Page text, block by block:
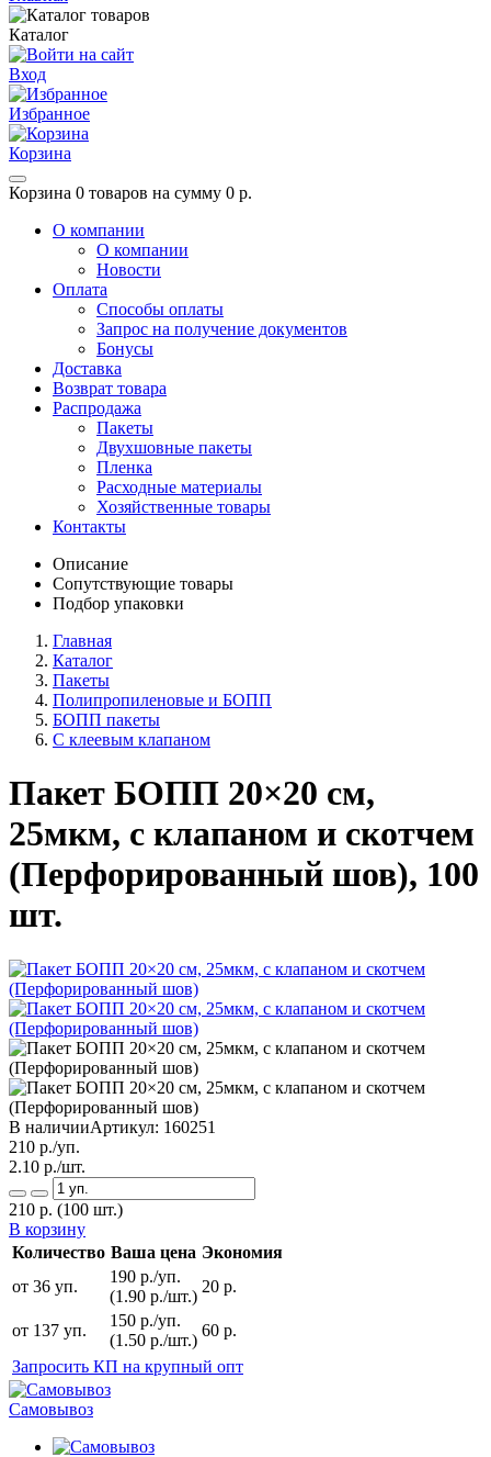
Каталог
Вход
Избранное
Корзина
Корзина 0 товаров на сумму 0 р.
О компании
О компании
Новости
Оплата
Способы оплаты
Запрос на получение документов
Бонусы
Доставка
Возврат товара
Распродажа
Пакеты
Двухшовные пакеты
Пленка
Расходные материалы
Хозяйственные товары
Контакты
Описание
Сопутствующие товары
Подбор упаковки
Главная
Каталог
Пакеты
Полипропиленовые и БОПП
БОПП пакеты
С клеевым клапаном
Пакет БОПП 20×20 см,
25мкм, с клапаном и скотчем
(Перфорированный шов), 100
шт.
В наличииАртикул: 160251
210 р./уп.
2.10 р./шт.
210 р. (100 шт.)
В корзину
Количество Ваша цена Экономия
от 36 уп.
190 р./уп.
(1.90 р./шт.)
20 р.
от 137 уп.
150 р./уп.
(1.50 р./шт.)
60 р.
Запросить КП на крупный опт
Самовывоз